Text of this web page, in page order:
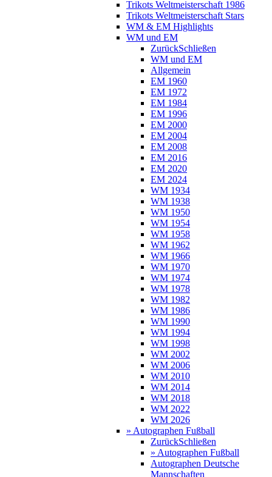
Trikots Weltmeisterschaft 1986
Trikots Weltmeisterschaft Stars
WM & EM Highlights
WM und EM
ZurückSchließen
WM und EM
Allgemein
EM 1960
EM 1972
EM 1984
EM 1996
EM 2000
EM 2004
EM 2008
EM 2016
EM 2020
EM 2024
WM 1934
WM 1938
WM 1950
WM 1954
WM 1958
WM 1962
WM 1966
WM 1970
WM 1974
WM 1978
WM 1982
WM 1986
WM 1990
WM 1994
WM 1998
WM 2002
WM 2006
WM 2010
WM 2014
WM 2018
WM 2022
WM 2026
» Autographen Fußball
ZurückSchließen
» Autographen Fußball
Autographen Deutsche
Mannschaften